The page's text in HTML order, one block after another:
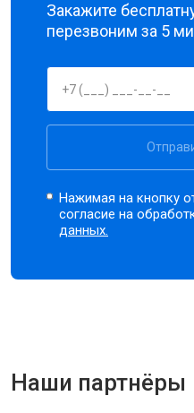
Закажите
перезвоним за 5
Нажимая на кнопку
согласие на
данных.
Наши партнёры